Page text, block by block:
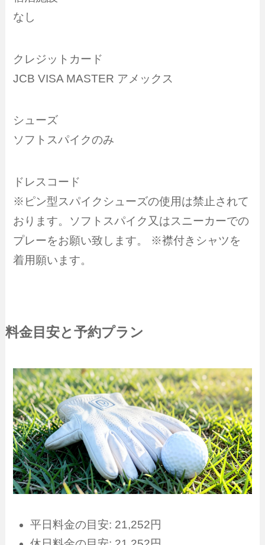
なし
クレジットカード
JCB VISA MASTER アメックス
シューズ
ソフトスパイクのみ
ドレスコード
※ピン型スパイクシューズの使用は禁止されて
おります。ソフトスパイク又はスニーカーでの
プレーをお願い致します。 ※襟付きシャツを
着用願います。
料金目安と予約プラン
平日料金の目安: 21,252円